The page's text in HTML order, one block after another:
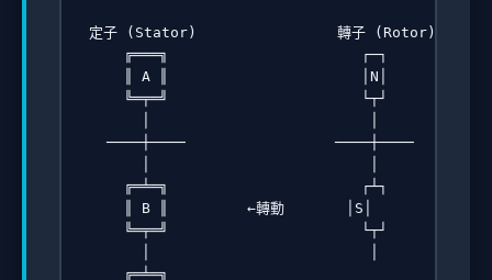
定子 (Stator)                轉子 (Rotor)
    ╔═══╗                      ┌─┐
    ║ A ║                      │N│
    ╚═╤═╝                      └┬┘
  ────┼────                 ────┼────
    ╔═╧═╗                      ┌┴┐
    ║ B ║         ←轉動       │S│
    ╚═╤═╝                      └┬┘
    ╔═╧═╗